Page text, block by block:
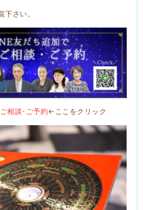
下さい。
相談･ご予約←ここをクリック